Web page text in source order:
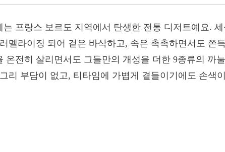
프랑스 보르도 지역에서 탄생한 전통 디저트예요.
멜라이징 되어 겉은 바삭하고, 속은 촉촉하면서도 쫀
전히 살리면서도 그들만의 개성을 더한 9종류의 까
리 부담이 없고, 티타임에 가볍게 곁들이기에도 손색